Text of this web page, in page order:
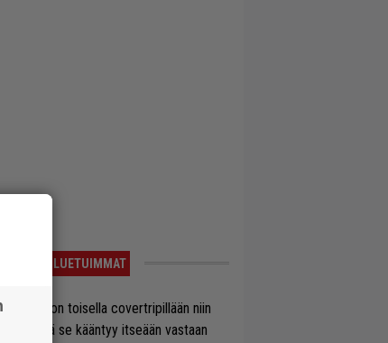
LUETUIMMAT
Saimaa on toisella covertripillään niin
että se kääntyy itseään vastaan